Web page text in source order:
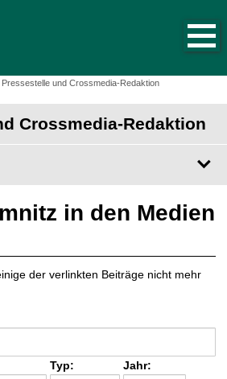
Pressestelle und Crossmedia-Redaktion
Crossmedia-Redaktion
in den Medien
der verlinkten Beiträge nicht mehr
Typ: Jahr: